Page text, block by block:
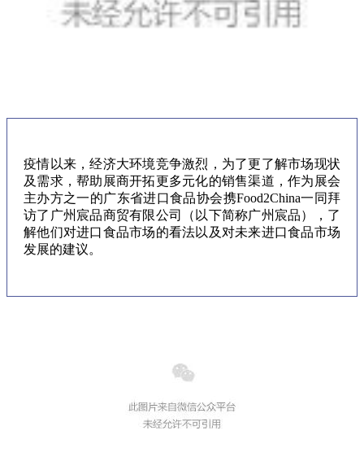
疫情以来，经济大环境竞争激烈，为了更了解市场现状
及需求，帮助展商开拓更多元化的销售渠道，作为展会
主办方之一的广东省进口食品协会携Food2China一同拜
访了广州宸品商贸有限公司（以下简称广州宸品），了
解他们对进口食品市场的看法以及对未来进口食品市场
发展的建议。